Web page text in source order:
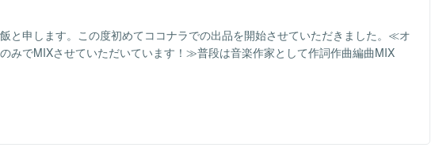
と申します。この度初めてココナラでの出品を開始させていただきました。≪オ
みでMIXさせていただいています！≫普段は音楽作家として作詞作曲編曲MIX